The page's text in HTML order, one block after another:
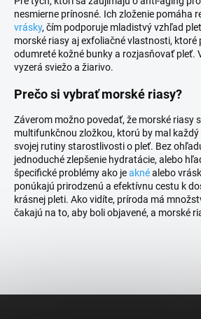
nesmierne prínosné. Ich zloženie pomáha
vrásky, čím podporuje mladistvý vzhľad
morské riasy aj exfoliačné vlastnosti,
odumreté kožné bunky a rozjasňovať pleť.
vyzerá sviežo a žiarivo.
Prečo si vybrať morské riasy?
Záverom možno povedať, že morské riasy
multifunkčnou zložkou, ktorú by mal
svojej rutiny starostlivosti o pleť. Bez
jednoduché zlepšenie hydratácie, alebo
špecifické problémy ako jeaknéalebo
ponúkajú prirodzenú a efektívnu cestu k
krásnej pleti. Ako vidíte, príroda má
čakajú na to, aby boli objavené, a morské